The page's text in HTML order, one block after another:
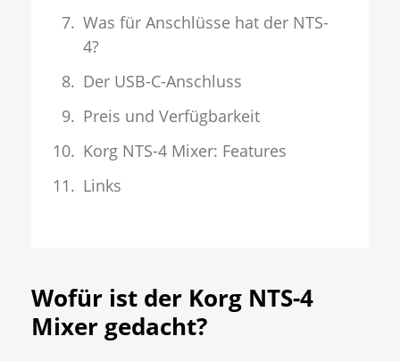
Was für Anschlüsse hat der NTS-
4?
Der USB-C-Anschluss
Preis und Verfügbarkeit
Korg NTS-4 Mixer: Features
Links
Wofür ist der Korg NTS-4
Mixer gedacht?